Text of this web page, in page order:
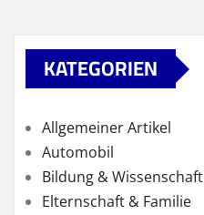
KATEGORIEN
Allgemeiner Artikel
Automobil
Bildung & Wissenschaft
Elternschaft & Familie